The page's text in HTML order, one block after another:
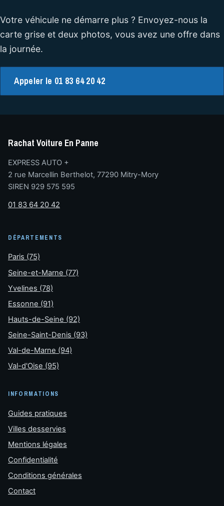
Votre véhicule ne démarre plus ? Envoyez-nous la
carte grise et deux photos, vous avez une offre dans
la journée.
Appeler le 01 83 64 20 42
Rachat Voiture En Panne
EXPRESS AUTO +
2 rue Marcellin Berthelot, 77290 Mitry-Mory
SIREN 929 575 595
01 83 64 20 42
DÉPARTEMENTS
Paris (75)
Seine-et-Marne (77)
Yvelines (78)
Essonne (91)
Hauts-de-Seine (92)
Seine-Saint-Denis (93)
Val-de-Marne (94)
Val-d'Oise (95)
INFORMATIONS
Guides pratiques
Villes desservies
Mentions légales
Confidentialité
Conditions générales
Contact